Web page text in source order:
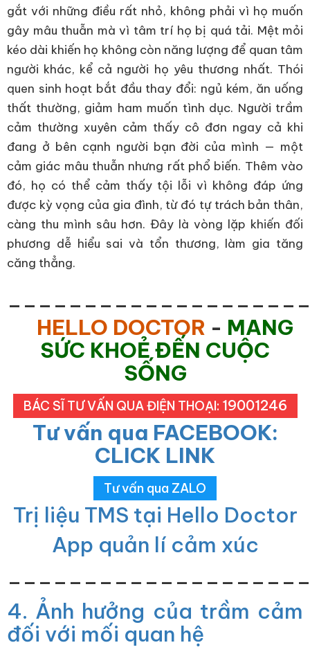
gắt với những điều rất nhỏ, không phải vì họ muốn
gây mâu thuẫn mà vì tâm trí họ bị quá tải. Mệt mỏi
kéo dài khiến họ không còn năng lượng để quan tâm
người khác, kể cả người họ yêu thương nhất. Thói
quen sinh hoạt bắt đầu thay đổi: ngủ kém, ăn uống
thất thường, giảm ham muốn tình dục. Người trầm
cảm thường xuyên cảm thấy cô đơn ngay cả khi
đang ở bên cạnh người bạn đời của mình — một
cảm giác mâu thuẫn nhưng rất phổ biến. Thêm vào
đó, họ có thể cảm thấy tội lỗi vì không đáp ứng
được kỳ vọng của gia đình, từ đó tự trách bản thân,
càng thu mình sâu hơn. Đây là vòng lặp khiến đối
phương dễ hiểu sai và tổn thương, làm gia tăng
căng thẳng.
HELLO DOCTOR - MANG
SỨC KHOẺ ĐẾN CUỘC
SỐNG
BÁC SĨ TƯ VẤN QUA ĐIỆN THOẠI: 19001246
Tư vấn qua FACEBOOK:
CLICK LINK
Tư vấn qua ZALO
Trị liệu TMS tại Hello Doctor
App quản lí cảm xúc
4. Ảnh hưởng của trầm cảm
đối với mối quan hệ